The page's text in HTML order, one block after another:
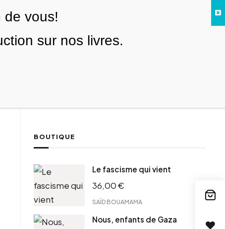
BOUTIQUE
Le fascisme qui vient
36,00€
SAÏD BOUAMAMA
Nous, enfants de Gaza
de vous!
sur nos livres.